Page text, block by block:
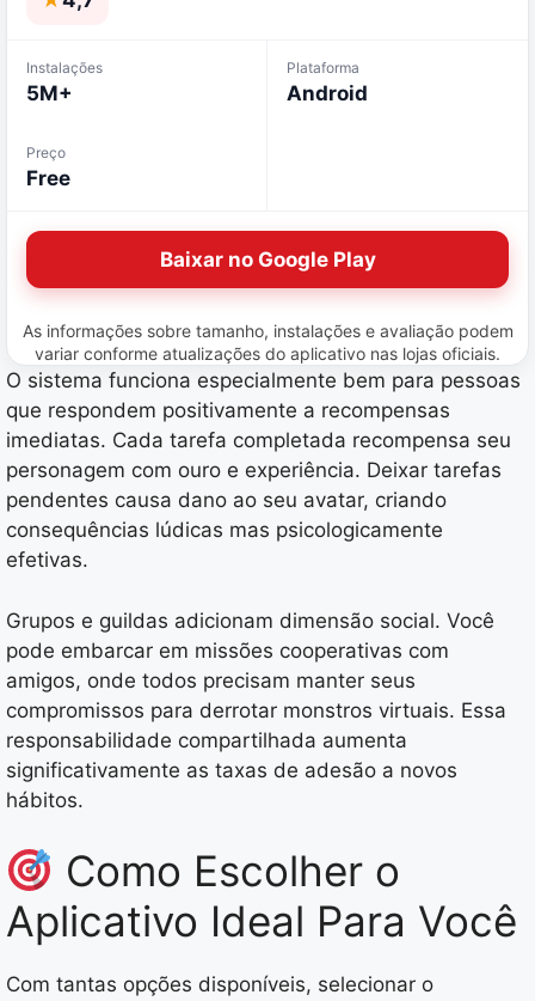
Instalações
5M+
Plataforma
Android
Preço
Free
Baixar no Google Play
As informações sobre tamanho, instalações e avaliação podem
variar conforme atualizações do aplicativo nas lojas oficiais.
O sistema funciona especialmente bem para pessoas
que respondem positivamente a recompensas
imediatas. Cada tarefa completada recompensa seu
personagem com ouro e experiência. Deixar tarefas
pendentes causa dano ao seu avatar, criando
consequências lúdicas mas psicologicamente
efetivas.
Grupos e guildas adicionam dimensão social. Você
pode embarcar em missões cooperativas com
amigos, onde todos precisam manter seus
compromissos para derrotar monstros virtuais. Essa
responsabilidade compartilhada aumenta
significativamente as taxas de adesão a novos
hábitos.
Como Escolher o
Aplicativo Ideal Para Você
Com tantas opções disponíveis, selecionar o